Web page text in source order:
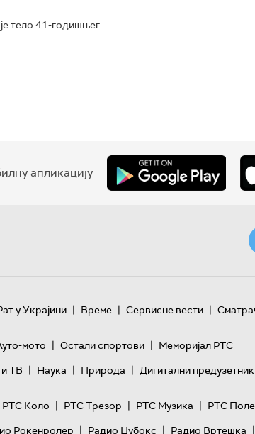
тело 41-годишњег
апликацију
у Украјини | Време | Сервисне вести |
мото | Остали спортови | Меморијал РТС
ТВ | Наука | Природа | Дигитални предузетник
РТС Коло | РТС Трезор | РТС Музика | РТС
Рокенролер | Радио Џубокс | Радио Вртешка |